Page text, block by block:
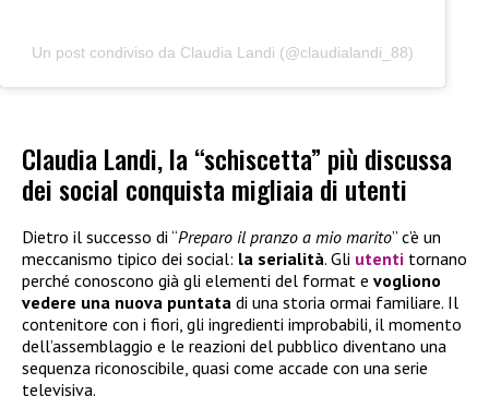
Un post condiviso da Claudia Landi (@claudialandi_88)
Claudia Landi, la “schiscetta” più discussa
dei social conquista migliaia di utenti
Dietro il successo di “Preparo il pranzo a mio marito” c’è un
meccanismo tipico dei social: la serialità. Gli utenti tornano
perché conoscono già gli elementi del format e vogliono
vedere una nuova puntata di una storia ormai familiare. Il
contenitore con i fiori, gli ingredienti improbabili, il momento
dell’assemblaggio e le reazioni del pubblico diventano una
sequenza riconoscibile, quasi come accade con una serie
televisiva.